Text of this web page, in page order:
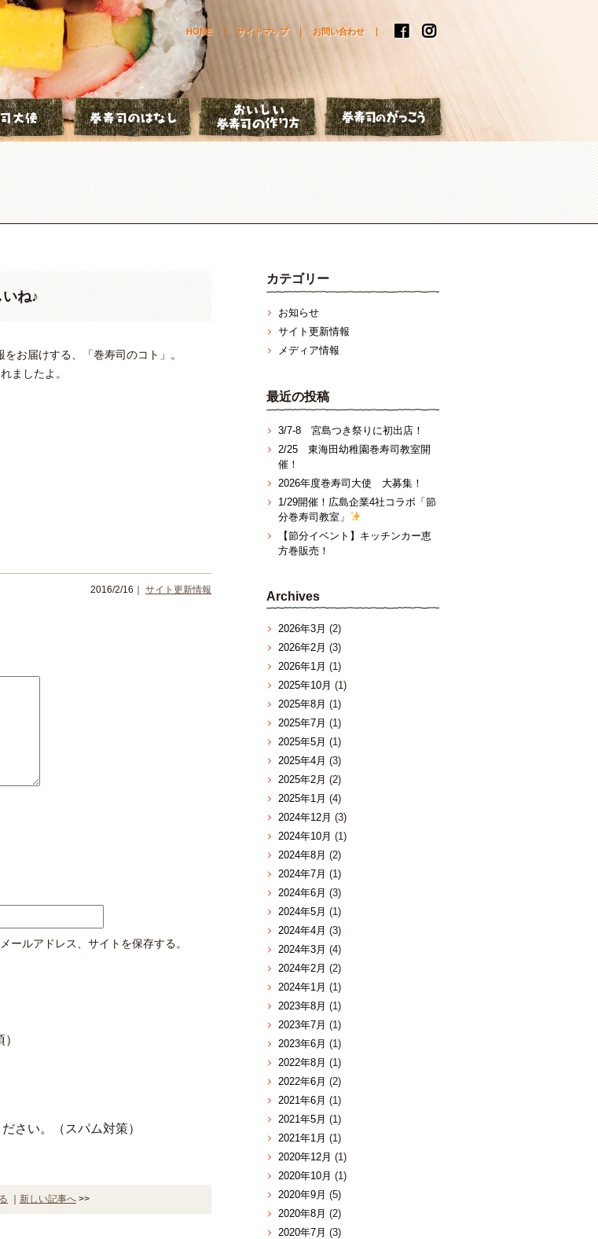
お問い合わせ
サイトマップ
HOME
ント 巻寿司大使 巻寿司のはなし おいしい巻寿司の作り方
ね♪
お届けする、「巻寿司のコト」。
ましたよ。
2016/2/16｜ サイト更新情報
ールアドレス、サイトを保存する。
さい。（スパム対策）
新しい記事へ >>
カテゴリー
お知らせ
サイト更新情報
メディア情報
最近の投稿
3/7‐8 宮島つき祭りに初出店！
2/25 東海田幼稚園巻寿司教室開
催！
2026年度巻寿司大使 大募集！
1/29開催！広島企業4社コラボ「節
分巻寿司教室」
【節分イベント】キッチンカー恵
方巻販売！
Archives
2026年3月 (2)
2026年2月 (3)
2026年1月 (1)
2025年10月 (1)
2025年8月 (1)
2025年7月 (1)
2025年5月 (1)
2025年4月 (3)
2025年2月 (2)
2025年1月 (4)
2024年12月 (3)
2024年10月 (1)
2024年8月 (2)
2024年7月 (1)
2024年6月 (3)
2024年5月 (1)
2024年4月 (3)
2024年3月 (4)
2024年2月 (2)
2024年1月 (1)
2023年8月 (1)
2023年7月 (1)
2023年6月 (1)
2022年8月 (1)
2022年6月 (2)
2021年6月 (1)
2021年5月 (1)
2021年1月 (1)
2020年12月 (1)
2020年10月 (1)
2020年9月 (5)
2020年8月 (2)
2020年7月 (3)